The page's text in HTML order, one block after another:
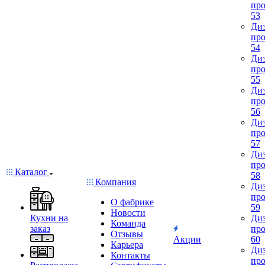
Каталог
Кухни на
заказ
Компания
О фабрике
Новости
Команда
Отзывы
Карьера
Контакты
Акции
53
54
55
56
57
58
59
60